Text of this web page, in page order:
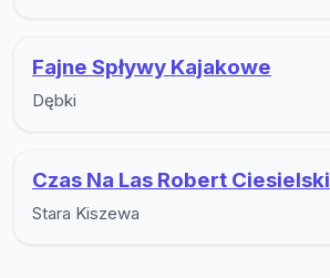
Fajne Spływy Kajakowe
Dębki
Czas Na Las Robert Ciesielski
Stara Kiszewa